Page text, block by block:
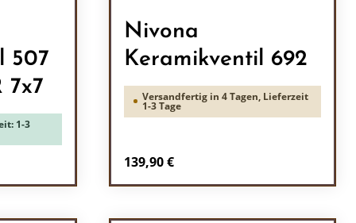
507
7x7
1-3
Nivona
Keramikventil 692
Versandfertig in 4 Tagen, Lieferzeit
1-3 Tage
Regulärer Preis:
139,90 €